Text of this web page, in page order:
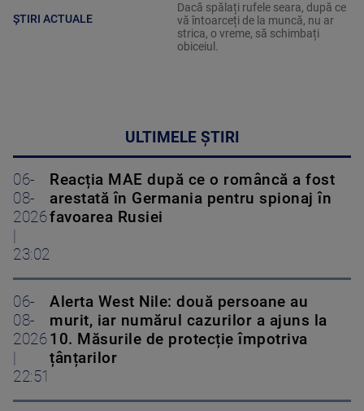
ȘTIRI ACTUALE
Dacă spălați rufele seara, după ce
vă întoarceți de la muncă, nu ar
strica, o vreme, să schimbați
obiceiul.
ULTIMELE ȘTIRI
06-
08-
2026
23:02
Reacția MAE după ce o româncă a fost
arestată în Germania pentru spionaj în
favoarea Rusiei
06-
08-
2026
22:51
Alerta West Nile: două persoane au
murit, iar numărul cazurilor a ajuns la
10. Măsurile de protecție împotriva
țânțarilor